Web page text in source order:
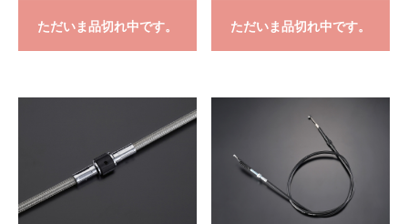
ただいま品切れ中です。 ただいま品切れ中です。